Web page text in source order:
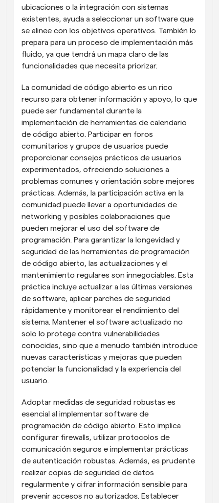
ubicaciones o la integración con sistemas
existentes, ayuda a seleccionar un software que
se alinee con los objetivos operativos. También lo
prepara para un proceso de implementación más
fluido, ya que tendrá un mapa claro de las
funcionalidades que necesita priorizar.
La comunidad de código abierto es un rico
recurso para obtener información y apoyo, lo que
puede ser fundamental durante la
implementación de herramientas de calendario
de código abierto. Participar en foros
comunitarios y grupos de usuarios puede
proporcionar consejos prácticos de usuarios
experimentados, ofreciendo soluciones a
problemas comunes y orientación sobre mejores
prácticas. Además, la participación activa en la
comunidad puede llevar a oportunidades de
networking y posibles colaboraciones que
pueden mejorar el uso del software de
programación. Para garantizar la longevidad y
seguridad de las herramientas de programación
de código abierto, las actualizaciones y el
mantenimiento regulares son innegociables. Esta
práctica incluye actualizar a las últimas versiones
de software, aplicar parches de seguridad
rápidamente y monitorear el rendimiento del
sistema. Mantener el software actualizado no
solo lo protege contra vulnerabilidades
conocidas, sino que a menudo también introduce
nuevas características y mejoras que pueden
potenciar la funcionalidad y la experiencia del
usuario.
Adoptar medidas de seguridad robustas es
esencial al implementar software de
programación de código abierto. Esto implica
configurar firewalls, utilizar protocolos de
comunicación seguros e implementar prácticas
de autenticación robustas. Además, es prudente
realizar copias de seguridad de datos
regularmente y cifrar información sensible para
prevenir accesos no autorizados. Establecer